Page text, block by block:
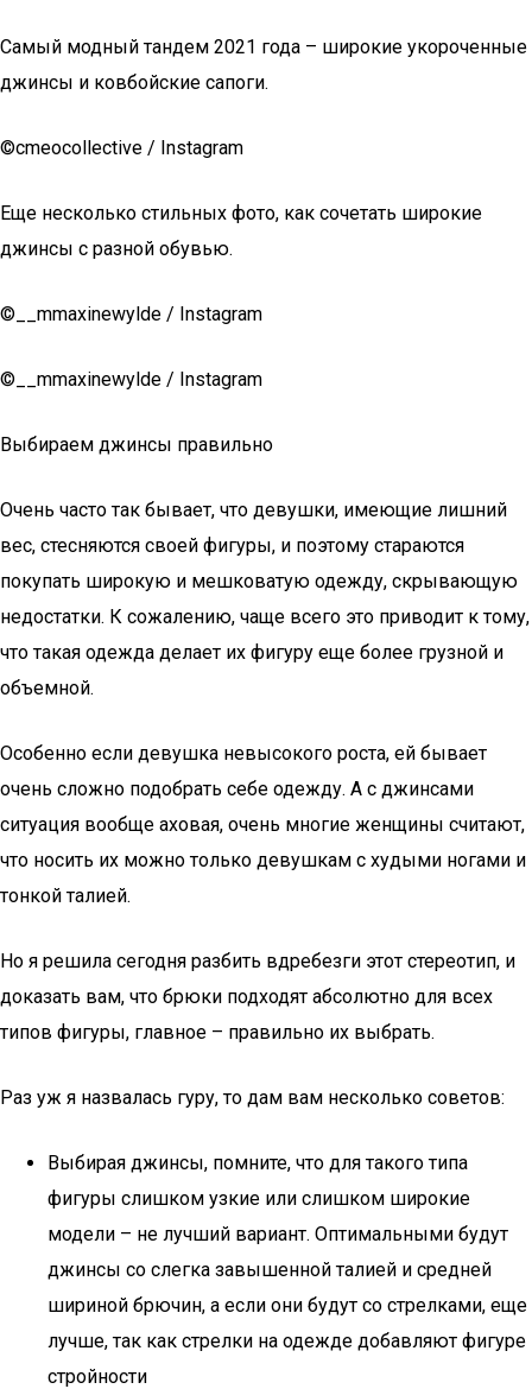
Самый модный тандем 2021 года – широкие укороченные
джинсы и ковбойские сапоги.
©cmeocollective / Instagram
Еще несколько стильных фото, как сочетать широкие
джинсы с разной обувью.
©__mmaxinewylde / Instagram
©__mmaxinewylde / Instagram
Выбираем джинсы правильно
Очень часто так бывает, что девушки, имеющие лишний
вес, стесняются своей фигуры, и поэтому стараются
покупать широкую и мешковатую одежду, скрывающую
недостатки. К сожалению, чаще всего это приводит к тому,
что такая одежда делает их фигуру еще более грузной и
объемной.
Особенно если девушка невысокого роста, ей бывает
очень сложно подобрать себе одежду. А с джинсами
ситуация вообще аховая, очень многие женщины считают,
что носить их можно только девушкам с худыми ногами и
тонкой талией.
Но я решила сегодня разбить вдребезги этот стереотип, и
доказать вам, что брюки подходят абсолютно для всех
типов фигуры, главное – правильно их выбрать.
Раз уж я назвалась гуру, то дам вам несколько советов:
Выбирая джинсы, помните, что для такого типа
фигуры слишком узкие или слишком широкие
модели – не лучший вариант. Оптимальными будут
джинсы со слегка завышенной талией и средней
шириной брючин, а если они будут со стрелками, еще
лучше, так как стрелки на одежде добавляют фигуре
стройности